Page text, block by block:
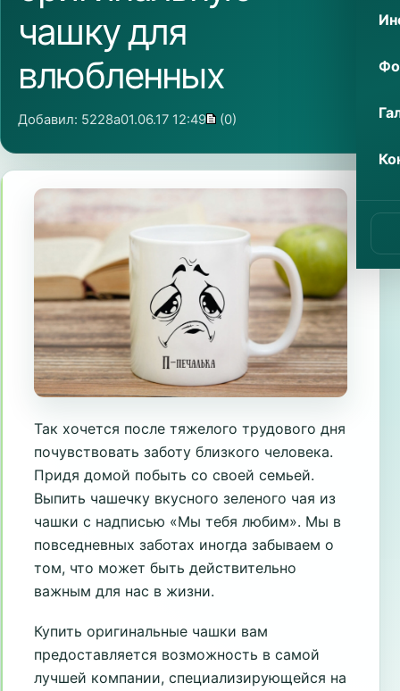
чашку для
влюбленных
Добавил: 5228a01.06.17 12:49 (0)
Так хочется после тяжелого трудового дня
почувствовать заботу близкого человека.
Придя домой побыть со своей семьей.
Выпить чашечку вкусного зеленого чая из
чашки с надписью «Мы тебя любим». Мы в
повседневных заботах иногда забываем о
том, что может быть действительно
важным для нас в жизни.
Купить оригинальные чашки вам
предоставляется возможность в самой
лучшей компании, специализирующейся на